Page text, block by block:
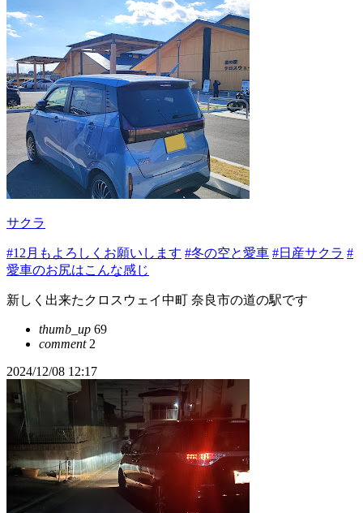
サクラ
#12月もよろしくお願いします #冬の空と愛車 #日産サクラ #
愛車のお尻はこんな感じ
新しく出来たクロスウェイ中町 奈良市の道の駅です
thumb_up 69
comment2
2024/12/08 12:17